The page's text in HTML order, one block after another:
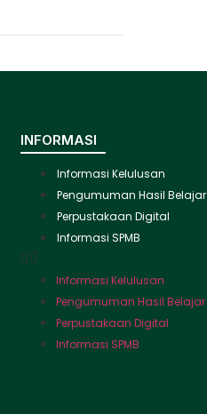
INFORMASI
Informasi Kelulusan
Pengumuman Hasil Belajar
Perpustakaan Digital
Informasi SPMB
Informasi Kelulusan
Pengumuman Hasil Belajar
Perpustakaan Digital
Informasi SPMB